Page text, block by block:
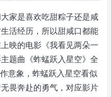
家是喜欢吃甜粽子还是咸
活经历，所以甜咸口都能
映的电影《我看见两朵一
题曲《蚱蜢跃入星空》全
意象，蚱蜢跃入星空看似
畏奔赴的勇气，对应影片